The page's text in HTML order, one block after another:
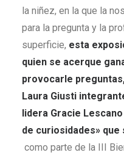
la niñez, en la que la
para la pregunta y la
superficie, esta
quien se acerque
provocarle
Laura Giusti
lidera Gracie Lescano
de curiosidades» que
como parte de la III